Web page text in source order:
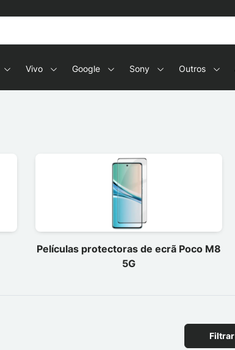
Vivo Google Sony Outros
Películas protectoras de ecrã Poco M8
5G
Filtrar